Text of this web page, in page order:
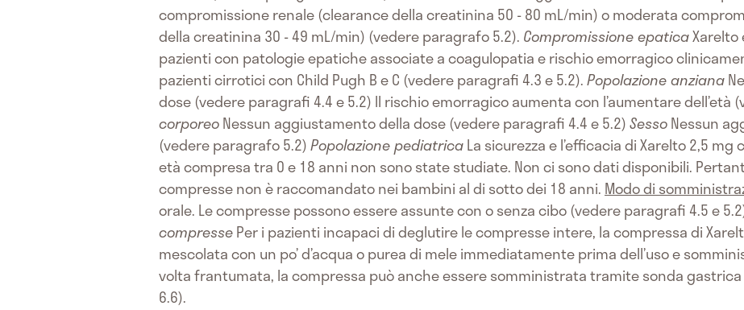
compromissione renale (clearance della creatinina 50 - 80 mL/min) o moderata
della creatinina 30 - 49 mL/min) (vedere paragrafo 5.2). Compromissione epatica
pazienti con patologie epatiche associate a coagulopatia e rischio emorragico
pazienti cirrotici con Child Pugh B e C (vedere paragrafi 4.3 e 5.2).Popolazione anziana
dose (vedere paragrafi 4.4 e 5.2) Il rischio emorragico aumenta con l’aumentare dell’età
corporeoNessun aggiustamento della dose (vedere paragrafi 4.4 e 5.2)SessoNessun
(vedere paragrafo 5.2)Popolazione pediatricaLa sicurezza e l’efficacia di Xarelto 2,5
età compresa tra 0 e 18 anni non sono state studiate. Non ci sono dati disponibili.
compresse non è raccomandato nei bambini al di sotto dei 18 anni. Modo di
orale. Le compresse possono essere assunte con o senza cibo (vedere paragrafi 4.5 e
compressePer i pazienti incapaci di deglutire le compresse intere, la compressa di
mescolata con un po’ d’acqua o purea di mele immediatamente prima dell’uso e
volta frantumata, la compressa può anche essere somministrata tramite sonda
6.6).